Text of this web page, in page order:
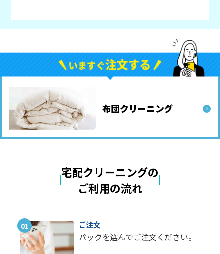
布団クリーニング
宅配クリーニングの
ご利用の流れ
01 ご注文
パックを選んでご注文ください。